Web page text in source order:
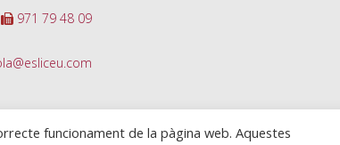
971 79 48 09
funcionament de la pàgina web. Aquestes